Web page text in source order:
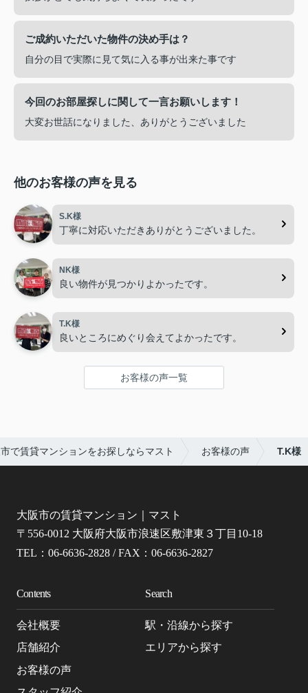
ご成約いただいた物件の決め手は？
自分の目で実際に見て気に入る事が出来た事です
今回のお部屋探しに関して一言お願いします！
大変お世話になりました、ありがとうございました
他のお客様の声を見る
S.K様
丁寧に対応いただきありがとうございました。
NK様
良い物件が見つかりよかったです。
T.K様
良いところにめぐり会えてよかったです。
お客様の声一覧
で賃貸マンションをお探しならマスト お客様の声 T.K様
大阪市の賃貸マンション｜マスト
〒556-0012 大阪府大阪市浪速区敷津東３丁目10-18
TEL：06-6636-2828 / FAX：06-6636-2827
Contents
会社概要
店舗紹介
お客様の声
Search
駅・沿線から探す
エリアから探す